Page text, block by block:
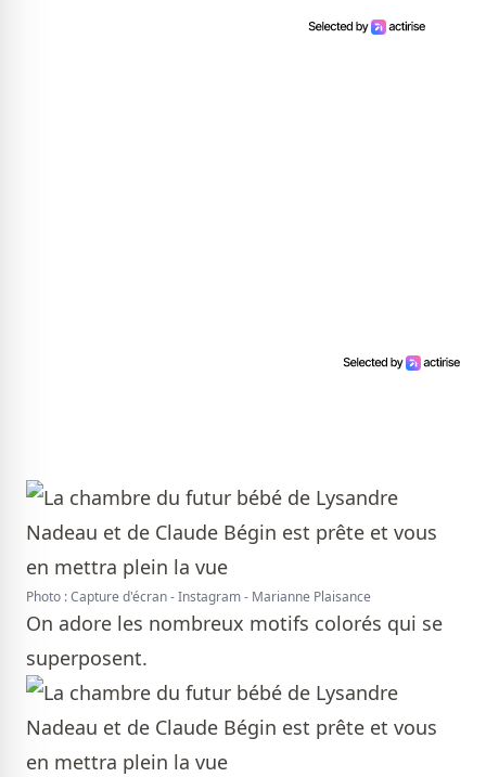
Photo : Capture d'écran - Instagram - Marianne Plaisance
On adore les nombreux motifs colorés qui se
superposent.